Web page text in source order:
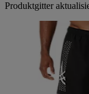
Produktgitter